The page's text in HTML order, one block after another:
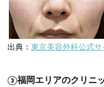
出典： 東京美容外科公式サ
③福岡エリアのクリニ